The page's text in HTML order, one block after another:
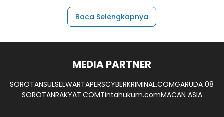
Baca Selengkapnya
MEDIA PARTNER
SOROTANSULSELWARTAPERSCYBERKRIMINAL.COMGARUDA 08
SOROTANRAKYAT.COMTintahukum.comMACAN ASIA